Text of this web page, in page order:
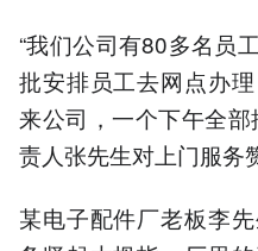
“我们公司有80多名员
批安排员工去网点办
来公司，一个下午全
责人张先生对上门服务
某电子配件厂老板李